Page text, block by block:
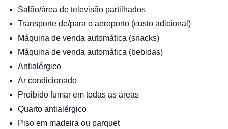
Salão/área de televisão partilhados
Transporte de/para o aeroporto (custo adicional)
Máquina de venda automática (snacks)
Máquina de venda automática (bebidas)
Antialérgico
Ar condicionado
Proibido fumar em todas as áreas
Quarto antialérgico
Piso em madeira ou parquet